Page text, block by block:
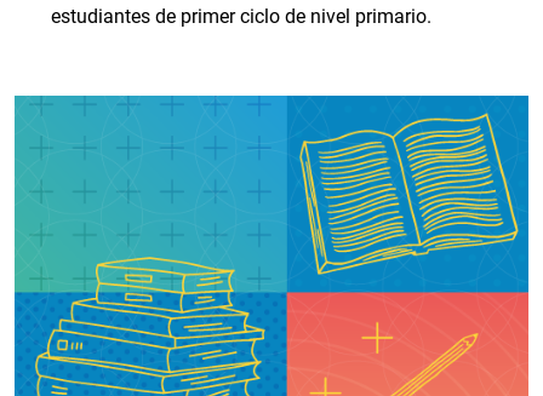
estudiantes de primer ciclo de nivel primario.